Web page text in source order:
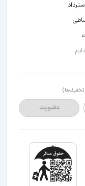
تخفیف‌ها)
عضویت